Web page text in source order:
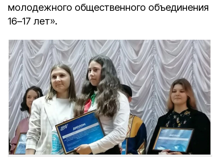
молодежного общественного объединения
16–17 лет».